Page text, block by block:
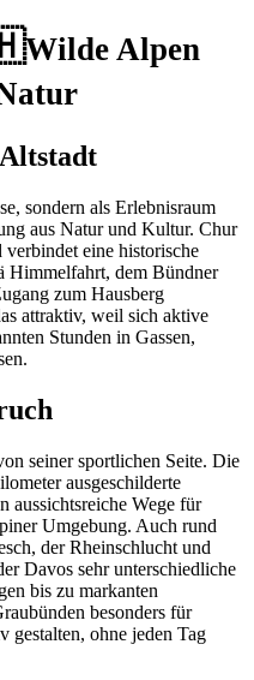
Wilde Alpen
sondern als Erlebnisraum
aus Natur und Kultur. Chur
verbindet eine historische
Himmelfahrt, dem Bündner
zum Hausberg
attraktiv, weil sich aktive
Stunden in Gassen,
seiner sportlichen Seite. Die
ausgeschilderte
aussichtsreiche Wege für
Umgebung. Auch rund
der Rheinschlucht und
Davos sehr unterschiedliche
bis zu markanten
besonders für
gestalten, ohne jeden Tag